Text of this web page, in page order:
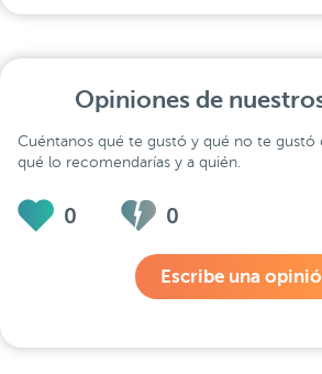
Opiniones de
Cuéntanos qué te gustó y qué no te
qué lo recomendarías y a quién.
0 0
Escribe una